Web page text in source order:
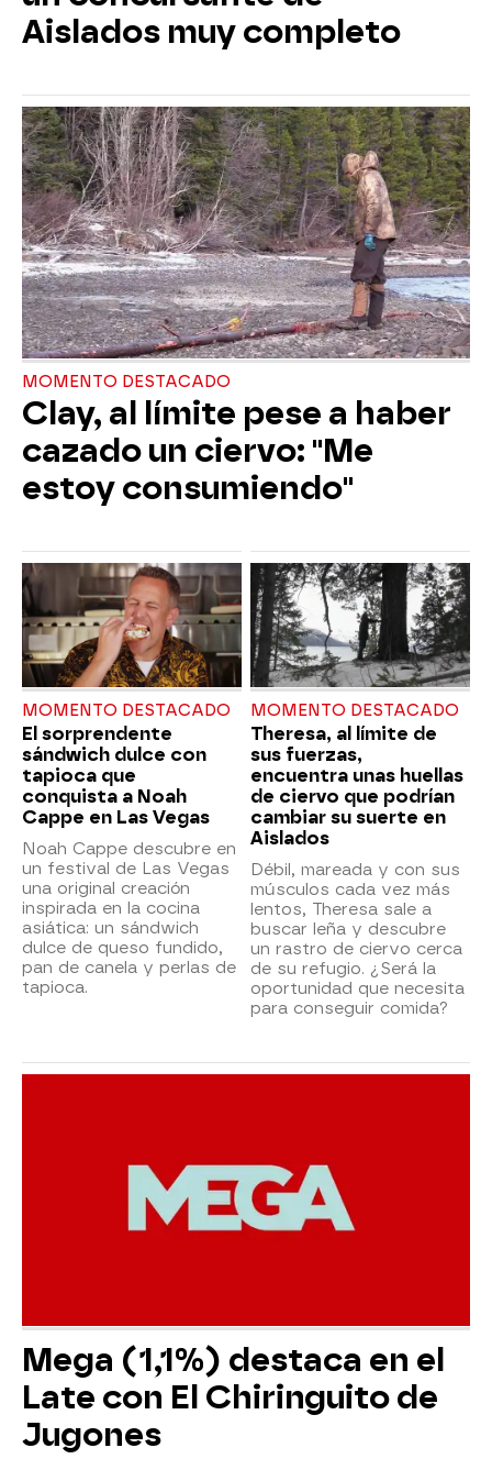
Aislados muy completo
MOMENTO DESTACADO
Clay, al límite pese a haber
cazado un ciervo: "Me
estoy consumiendo"
MOMENTO DESTACADO
El sorprendente
sándwich dulce con
tapioca que
conquista a Noah
Cappe en Las Vegas
Noah Cappe descubre en
un festival de Las Vegas
una original creación
inspirada en la cocina
asiática: un sándwich
dulce de queso fundido,
pan de canela y perlas de
tapioca.
MOMENTO DESTACADO
Theresa, al límite de
sus fuerzas,
encuentra unas huellas
de ciervo que podrían
cambiar su suerte en
Aislados
Débil, mareada y con sus
músculos cada vez más
lentos, Theresa sale a
buscar leña y descubre
un rastro de ciervo cerca
de su refugio. ¿Será la
oportunidad que necesita
para conseguir comida?
Mega (1,1%) destaca en el
Late con El Chiringuito de
Jugones